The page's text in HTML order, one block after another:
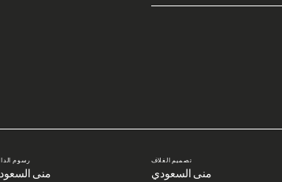
تصميم الغلاف
منى السعودي
رسوم
منى